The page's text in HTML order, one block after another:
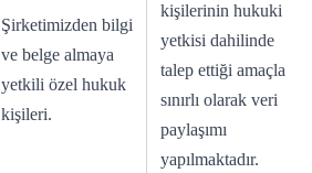
Şirketimizden bilgi
ve belge almaya
yetkili özel hukuk
kişileri.
kişilerinin hukuki
yetkisi dahilinde
talep ettiği amaçla
sınırlı olarak veri
paylaşımı
yapılmaktadır.